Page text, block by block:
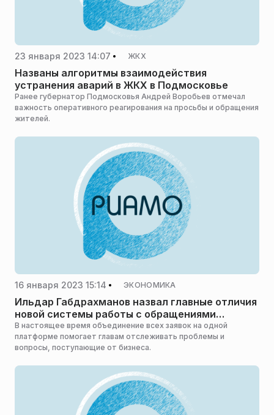
23 января 2023 14:07 ЖКХ
Названы алгоритмы взаимодействия
устранения аварий в ЖКХ в Подмосковье
Ранее губернатор Подмосковья Андрей Воробьев отмечал
важность оперативного реагирования на просьбы и обращения
жителей.
16 января 2023 15:14 ЭКОНОМИКА
Ильдар Габдрахманов назвал главные отличия
новой системы работы с обращениями
бизнеса
В настоящее время объединение всех заявок на одной
платформе помогает главам отслеживать проблемы и
вопросы, поступающие от бизнеса.